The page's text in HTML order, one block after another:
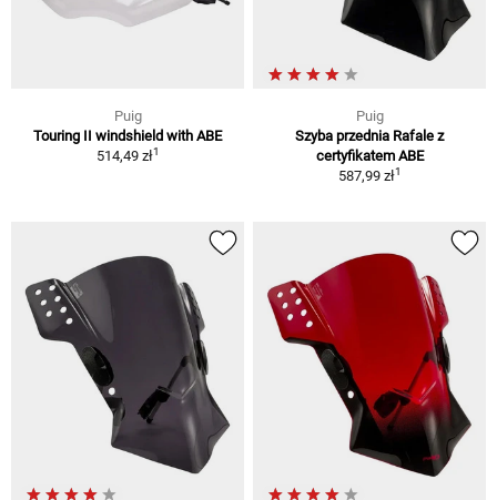
Puig
Touring II windshield with ABE
514,49 zł1
Puig
Szyba przednia Rafale z
certyfikatem ABE
587,99 zł1